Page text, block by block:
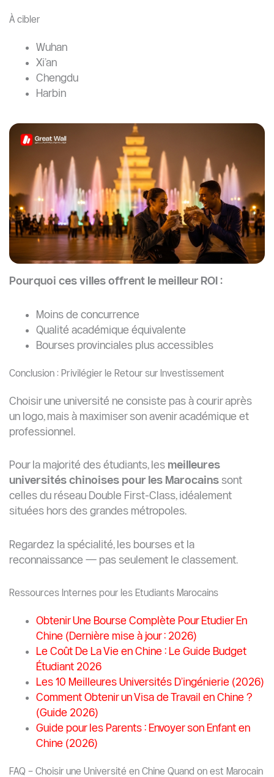
À cibler
Wuhan
Xi’an
Chengdu
Harbin
Pourquoi ces villes offrent le meilleur ROI :
Moins de concurrence
Qualité académique équivalente
Bourses provinciales plus accessibles
Conclusion : Privilégier le Retour sur Investissement
Choisir une université ne consiste pas à courir après
un logo, mais à maximiser son avenir académique et
professionnel.
Pour la majorité des étudiants, les meilleures
universités chinoises pour les Marocains sont
celles du réseau Double First-Class, idéalement
situées hors des grandes métropoles.
Regardez la spécialité, les bourses et la
reconnaissance — pas seulement le classement.
Ressources Internes pour les Etudiants Marocains
Obtenir Une Bourse Complète Pour Etudier En
Chine (Dernière mise à jour : 2026)
Le Coût De La Vie en Chine : Le Guide Budget
Étudiant 2026
Les 10 Meilleures Universités D’ingénierie (2026)
Comment Obtenir un Visa de Travail en Chine ?
(Guide 2026)
Guide pour les Parents : Envoyer son Enfant en
Chine (2026)
FAQ – Choisir une Université en Chine Quand on est Marocain